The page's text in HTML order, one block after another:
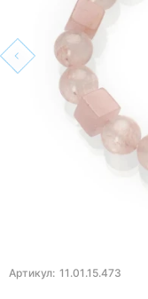
Артикул: 11.01.15.473